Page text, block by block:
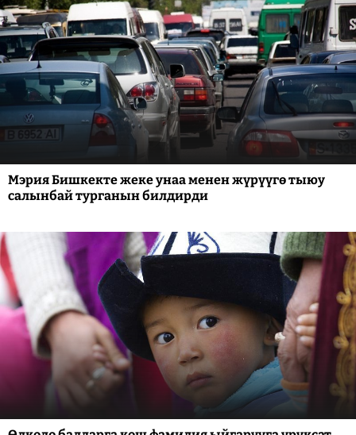
Мэрия Бишкекте жеке унаа менен жүрүүгө тыюу
салынбай турганын билдирди